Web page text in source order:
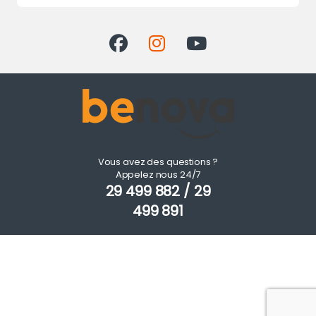
Vous avez des questions ?
Appelez nous 24/7
29 499 882 / 29
499 891